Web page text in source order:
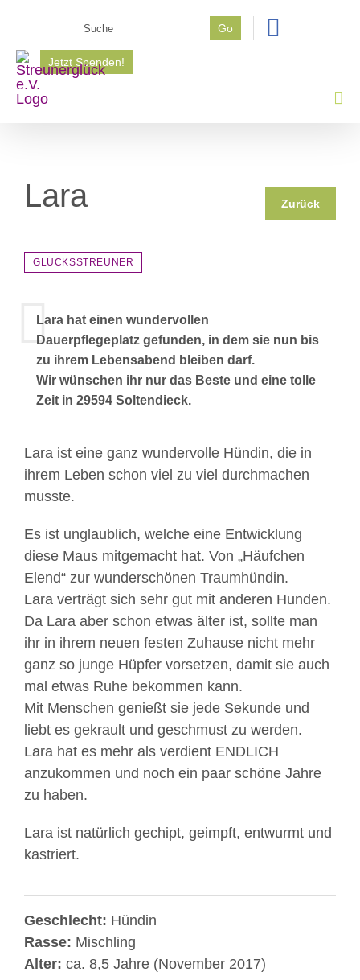
springen
Go
Jetzt Spenden!
Lara Zurück
GLÜCKSSTREUNER
Lara hat einen wundervollen
Dauerpflegeplatz gefunden, in dem sie nun bis
zu ihrem Lebensabend bleiben darf.
Wir wünschen ihr nur das Beste und eine tolle
Zeit in 29594 Soltendieck.
Lara ist eine ganz wundervolle Hündin, die in
ihrem Leben schon viel zu viel durchmachen
musste.
Es ist unglaublich, welche eine Entwicklung
diese Maus mitgemacht hat. Von „Häufchen
Elend“ zur wunderschönen Traumhündin.
Lara verträgt sich sehr gut mit anderen Hunden.
Da Lara aber schon etwas älter ist, sollte man
ihr in ihrem neuen festen Zuhause nicht mehr
ganz so junge Hüpfer vorsetzen, damit sie auch
mal etwas Ruhe bekommen kann.
Mit Menschen genießt sie jede Sekunde und
liebt es gekrault und geschmust zu werden.
Lara hat es mehr als verdient ENDLICH
anzukommen und noch ein paar schöne Jahre
zu haben.
Lara ist natürlich gechipt, geimpft, entwurmt und
kastriert.
Geschlecht: Hündin
Rasse: Mischling
Alter: ca. 8,5 Jahre (November 2017)